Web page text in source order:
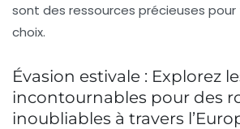
sont des ressources précieuses pour
choix.
Évasion estivale : Explorez
incontournables pour des
inoubliables à travers